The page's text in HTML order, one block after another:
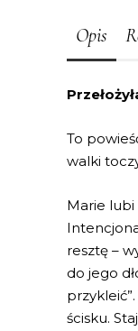
Opis
To
walki
Marie lubi
resztę –
do jego
ścisku.